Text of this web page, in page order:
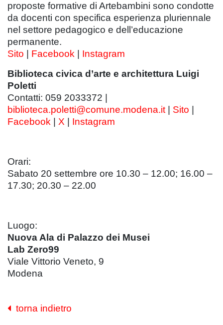
proposte formative di Artebambini sono condotte
da docenti con specifica esperienza pluriennale
nel settore pedagogico e dell’educazione
permanente.
Sito
Facebook
Instagram
Biblioteca civica d’arte e architettura Luigi
Poletti
Contatti: 059 2033372 |
biblioteca.poletti@comune.modena.it| Sito
Facebook
X Instagram
Orari:
Sabato 20 settembre ore 10.30 – 12.00; 16.00 –
17.30; 20.30 – 22.00
Luogo:
Nuova Ala di Palazzo dei Musei
Lab Zero99
Viale Vittorio Veneto, 9
Modena
torna indietro